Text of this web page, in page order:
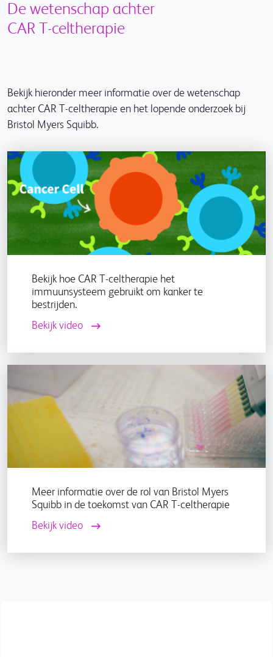
De wetenschap achter
CAR T-celtherapie
Bekijk hieronder meer informatie over de wetenschap
achter CAR T-celtherapie en het lopende onderzoek bij
Bristol Myers Squibb.
Bekijk hoe CAR T-celtherapie het
immuunsysteem gebruikt om kanker te
bestrijden.
Bekijk video
Meer informatie over de rol van Bristol Myers
Squibb in de toekomst van CAR T-celtherapie
Bekijk video